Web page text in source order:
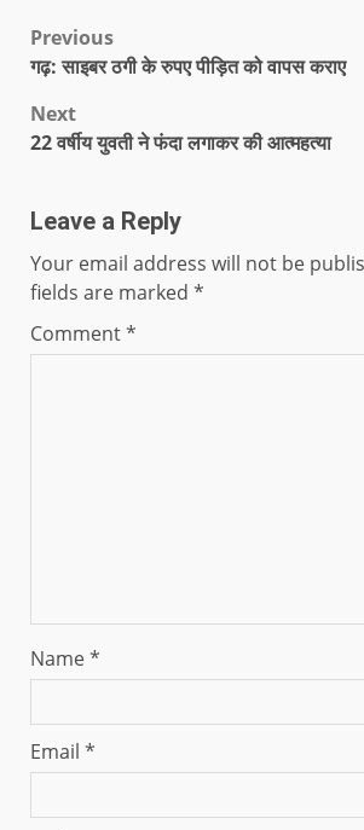
Previous
गढ़: साइबर ठगी के रुपए पीड़ित को वापस कराए
Next
22 वर्षीय युवती ने फंदा लगाकर की आत्महत्या
Leave a Reply
Your email address will not be
fields are marked *
Comment*
Name*
Email *